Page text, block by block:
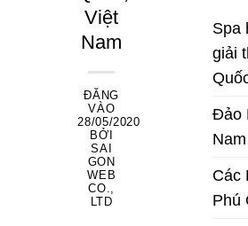
Việt
Nam
ĐĂNG
VÀO
28/05/2020
BỞI
SAI
GON
WEB
CO.,
LTD
Spa
giải
Đảo
Nam
Các
Phú